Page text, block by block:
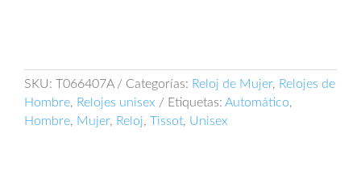
cantidad
SKU: T066407A Categorías: Reloj de Mujer, Relojes de
Hombre, Relojes unisex Etiquetas: Automático,
Hombre, Mujer, Reloj, Tissot, Unisex